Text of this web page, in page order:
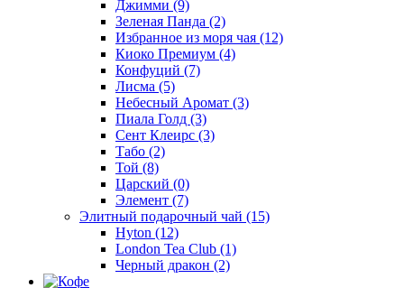
Джимми (9)
Зеленая Панда (2)
Избранное из моря чая (12)
Киоко Премиум (4)
Конфуций (7)
Лисма (5)
Небесный Аромат (3)
Пиала Голд (3)
Сент Клеирс (3)
Табо (2)
Той (8)
Царский (0)
Элемент (7)
Элитный подарочный чай (15)
Hyton (12)
London Tea Club (1)
Черный дракон (2)